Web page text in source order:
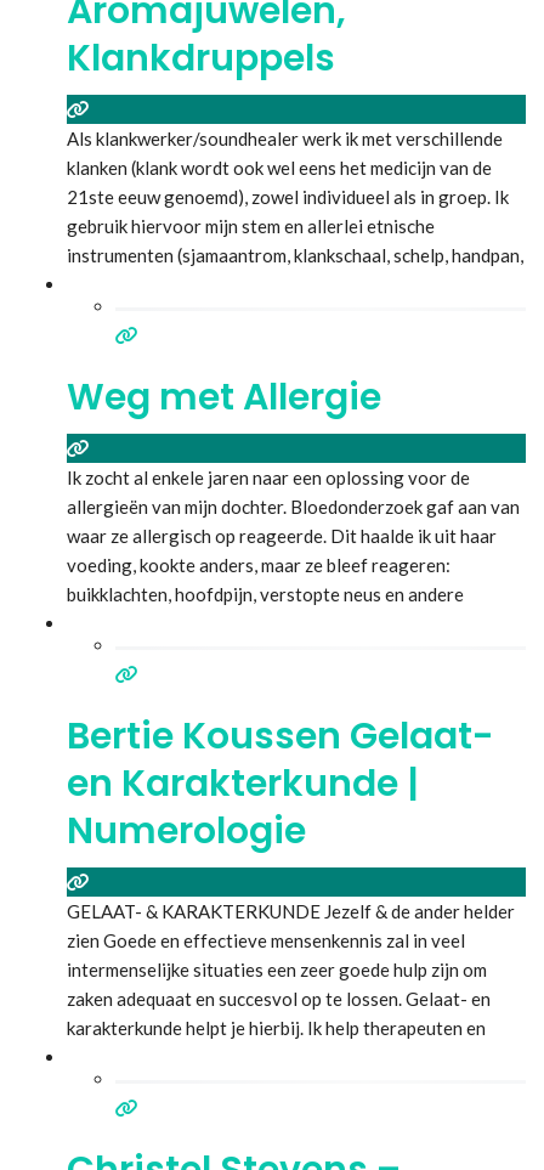
Aromajuwelen,
Klankdruppels
Als klankwerker/soundhealer werk ik met verschillende
klanken (klank wordt ook wel eens het medicijn van de
21ste eeuw genoemd), zowel individueel als in groep. Ik
gebruik hiervoor mijn stem en allerlei etnische
instrumenten (sjamaantrom, klankschaal, schelp, handpan,
regenzuil, duimpiano, windchimes, stenen fluit, tube
chimes…) waarvan niet alleen de rustgevende klanken,
Weg met Allergie
Ik zocht al enkele jaren naar een oplossing voor de
allergieën van mijn dochter. Bloedonderzoek gaf aan van
waar ze allergisch op reageerde. Dit haalde ik uit haar
voeding, kookte anders, maar ze bleef reageren:
buikklachten, hoofdpijn, verstopte neus en andere
eigen koekjes mee. Uit eten of op reis gaan, kon alleen
Lees meer...
Bertie Koussen Gelaat-
en Karakterkunde |
Numerologie
GELAAT- & KARAKTERKUNDE Jezelf & de ander helder
zien Goede en effectieve mensenkennis zal in veel
intermenselijke situaties een zeer goede hulp zijn om
zaken adequaat en succesvol op te lossen. Gelaat- en
karakterkunde helpt je hierbij. Ik help therapeuten en
mentale klachten bij hun klanten op te sporen zonder
voorafgaande kennis